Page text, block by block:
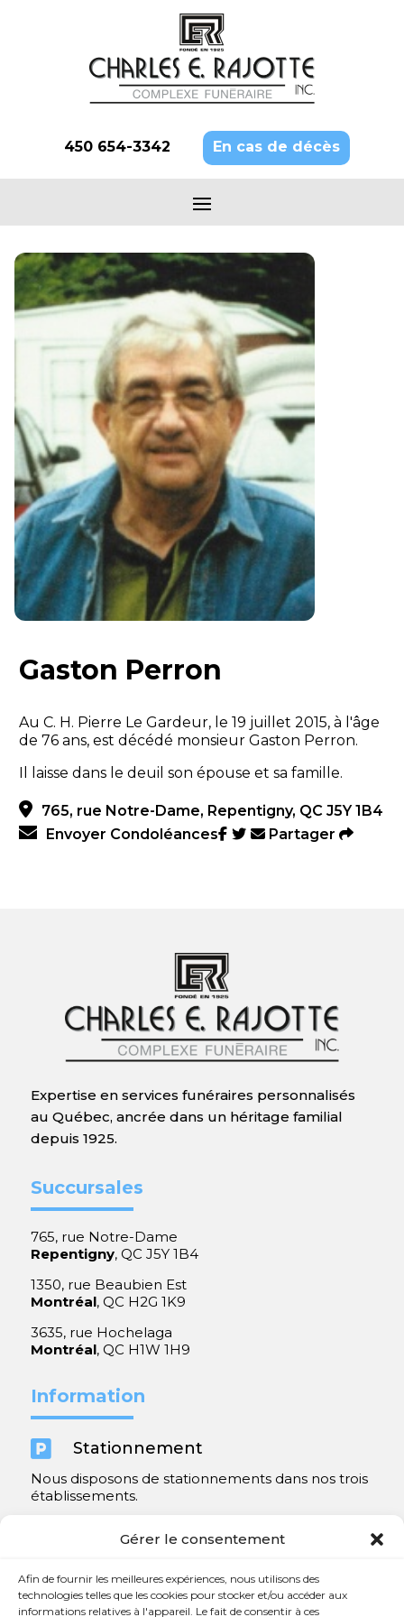
Gérer le consentement
Afin de fournir les meilleures expériences, nous utilisons des
technologies telles que les cookies pour stocker et/ou accéder aux
informations relatives à l'appareil. Le fait de consentir à ces
450 654-3342 En cas de décès
Gaston Perron
Au C. H. Pierre Le Gardeur, le 19 juillet 2015, à l'âge
de 76 ans, est décédé monsieur Gaston Perron.
Il laisse dans le deuil son épouse et sa famille.
765, rue Notre-Dame, Repentigny, QC J5Y 1B4
Envoyer Condoléances
Partager
Expertise en services funéraires personnalisés
au Québec, ancrée dans un héritage familial
depuis 1925.
Succursales
765, rue Notre-Dame
Repentigny, QC J5Y 1B4
1350, rue Beaubien Est
Montréal, QC H2G 1K9
3635, rue Hochelaga
Montréal, QC H1W 1H9
Information
 Stationnement
Nous disposons de stationnements dans nos trois
établissements.
Contact